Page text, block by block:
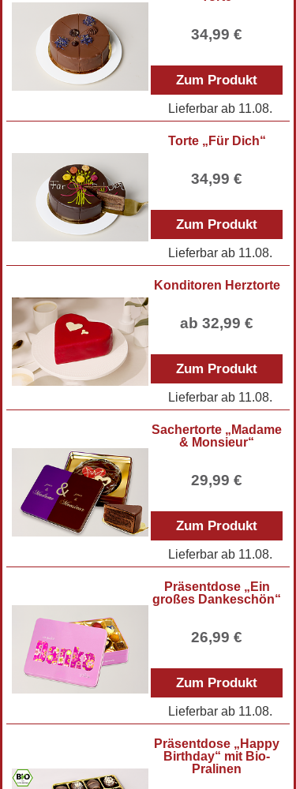
34,99 €
Zum Produkt
Lieferbar ab 11.08.
Torte „Für Dich“
34,99 €
Zum Produkt
Lieferbar ab 11.08.
Konditoren Herztorte
ab 32,99 €
Zum Produkt
Lieferbar ab 11.08.
Sachertorte „Madame
& Monsieur“
29,99 €
Zum Produkt
Lieferbar ab 11.08.
Präsentdose „Ein
großes Dankeschön“
26,99 €
Zum Produkt
Lieferbar ab 11.08.
Präsentdose „Happy
Birthday“ mit Bio-
Pralinen